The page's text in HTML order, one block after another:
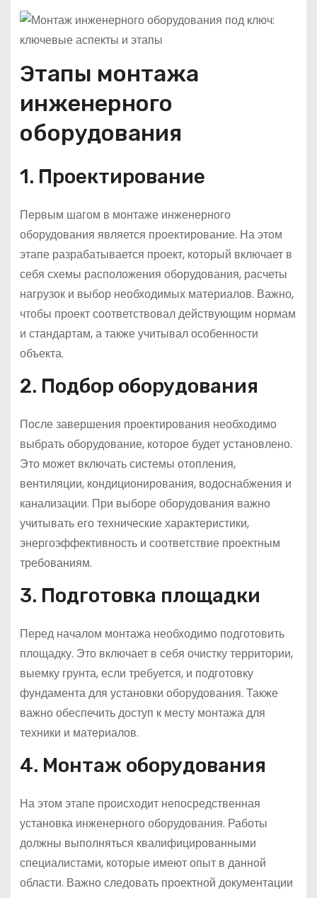
Этапы монтажа
инженерного
оборудования
1. Проектирование
Первым шагом в монтаже инженерного
оборудования является проектирование. На этом
этапе разрабатывается проект, который включает в
себя схемы расположения оборудования, расчеты
нагрузок и выбор необходимых материалов. Важно,
чтобы проект соответствовал действующим нормам
и стандартам, а также учитывал особенности
объекта.
2. Подбор оборудования
После завершения проектирования необходимо
выбрать оборудование, которое будет установлено.
Это может включать системы отопления,
вентиляции, кондиционирования, водоснабжения и
канализации. При выборе оборудования важно
учитывать его технические характеристики,
энергоэффективность и соответствие проектным
требованиям.
3. Подготовка площадки
Перед началом монтажа необходимо подготовить
площадку. Это включает в себя очистку территории,
выемку грунта, если требуется, и подготовку
фундамента для установки оборудования. Также
важно обеспечить доступ к месту монтажа для
техники и материалов.
4. Монтаж оборудования
На этом этапе происходит непосредственная
установка инженерного оборудования. Работы
должны выполняться квалифицированными
специалистами, которые имеют опыт в данной
области. Важно следовать проектной документации